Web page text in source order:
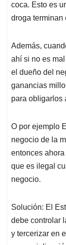
coca. Esto es
droga terminan
Además,
ahí si no es
el dueño del
ganancias
para obligarlos
O por ejemplo
negocio de la
entonces
que es ilegal
negocio.
Solución: El
debe controlar
y tercerizar en